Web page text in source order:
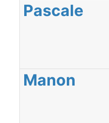
Pascale
Manon